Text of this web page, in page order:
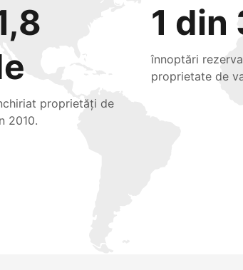
proprietăți de
2010.
1 din
înnoptări
proprietate de